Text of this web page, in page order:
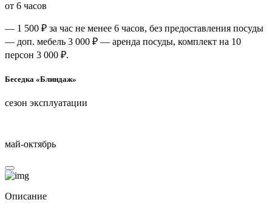
от 6 часов
— 1 500 ₽ за час не менее 6 часов, без предоставления посуды
— доп. мебель 3 000 ₽ — аренда посуды, комплект на 10
персон 3 000 ₽.
Беседка «Блиндаж»
сезон эксплуатации
май-октябрь
Описание